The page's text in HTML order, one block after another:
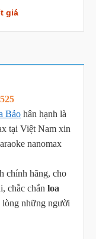
giá
Bảo hân hạnh là
tại Việt Nam xin
nanomax
chính hãng, cho
chắc chắn loa
lòng những người